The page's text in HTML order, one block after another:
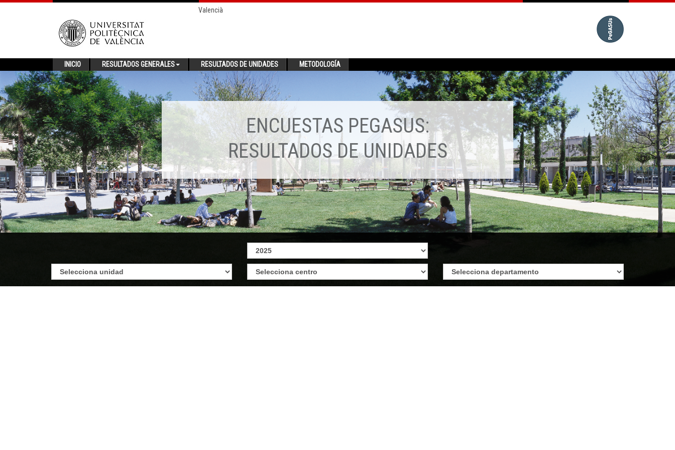
Valencià
INICIO RESULTADOS GENERALES RESULTADOS DE UNIDADES METODOLOGÍA
ENCUESTAS PEGASUS:
RESULTADOS DE UNIDADES